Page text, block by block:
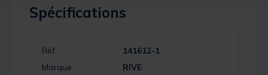
Spécifications
Réf.
141612-1
Marque
RIVE